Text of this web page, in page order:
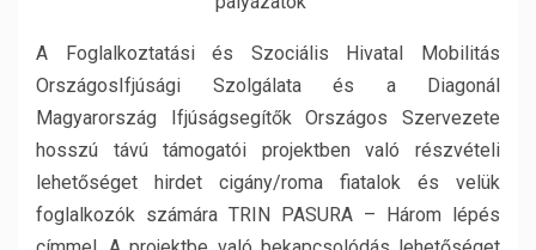
A Foglalkoztatási és Szociális Hivatal Mobilitás
OrszágosIfjúsági Szolgálata és a Diagonál
Magyarország Ifjúságsegítők Országos Szervezete
hosszú távú támogatói projektben való részvételi
lehetőséget hirdet cigány/roma fiatalok és velük
foglalkozók számára TRIN PASURA – Három lépés